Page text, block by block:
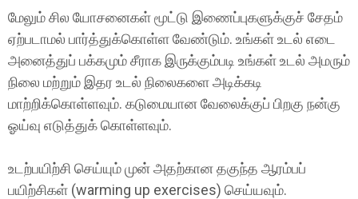
மேலும் சில யோசனைகள் மூட்டு இணைப்புகளுக்குச் சேதம்
ஏற்படாமல் பார்த்துக்கொள்ள வேண்டும். உங்கள் உடல் எடை
அனைத்துப் பக்கமும் சீராக இருக்கும்படி உங்கள் உடல் அமரும்
நிலை மற்றும் இதர உடல் நிலைகளை அடிக்கடி
மாற்றிக்கொள்ளவும். கடுமையான வேலைக்குப் பிறகு நன்கு
ஓய்வு எடுத்துக் கொள்ளவும்.
உடற்பயிற்சி செய்யும் முன் அதற்கான தகுந்த ஆரம்பப்
பயிற்சிகள் (warming up exercises) செய்யவும்.